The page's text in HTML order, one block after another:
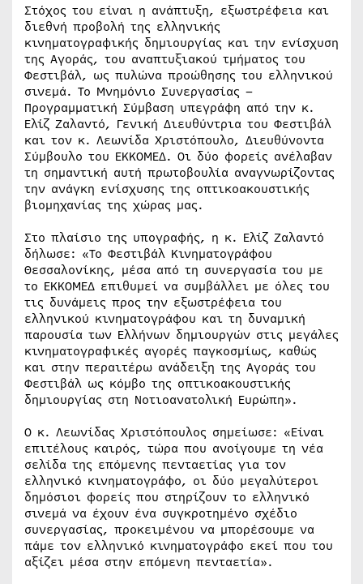
Στόχος του είναι η ανάπτυξη, εξωστρέφεια και
διεθνή προβολή της ελληνικής
κινηματογραφικής δημιουργίας και την ενίσχυση
της Αγοράς, του αναπτυξιακού τμήματος του
Φεστιβάλ, ως πυλώνα προώθησης του ελληνικού
σινεμά. Το Μνημόνιο Συνεργασίας –
Προγραμματική Σύμβαση υπεγράφη από την κ.
Ελίζ Ζαλαντό, Γενική Διευθύντρια του Φεστιβάλ
και τον κ. Λεωνίδα Χριστόπουλο, Διευθύνοντα
Σύμβουλο του ΕΚΚΟΜΕΔ. Οι δύο φορείς ανέλαβαν
τη σημαντική αυτή πρωτοβουλία αναγνωρίζοντας
την ανάγκη ενίσχυσης της οπτικοακουστικής
βιομηχανίας της χώρας μας.
Στο πλαίσιο της υπογραφής, η κ. Ελίζ Ζαλαντό
δήλωσε: «Το Φεστιβάλ Κινηματογράφου
Θεσσαλονίκης, μέσα από τη συνεργασία του με
το ΕΚΚΟΜΕΔ επιθυμεί να συμβάλλει με όλες του
τις δυνάμεις προς την εξωστρέφεια του
ελληνικού κινηματογράφου και τη δυναμική
παρουσία των Ελλήνων δημιουργών στις μεγάλες
κινηματογραφικές αγορές παγκοσμίως, καθώς
και στην περαιτέρω ανάδειξη της Αγοράς του
Φεστιβάλ ως κόμβο της οπτικοακουστικής
δημιουργίας στη Νοτιοανατολική Ευρώπη».
Ο κ. Λεωνίδας Χριστόπουλος σημείωσε: «Είναι
επιτέλους καιρός, τώρα που ανοίγουμε τη νέα
σελίδα της επόμενης πενταετίας για τον
ελληνικό κινηματογράφο, οι δύο μεγαλύτεροι
δημόσιοι φορείς που στηρίζουν το ελληνικό
σινεμά να έχουν ένα συγκροτημένο σχέδιο
συνεργασίας, προκειμένου να μπορέσουμε να
πάμε τον ελληνικό κινηματογράφο εκεί που του
αξίζει μέσα στην επόμενη πενταετία».